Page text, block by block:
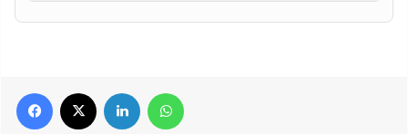
Facebook Linkedin